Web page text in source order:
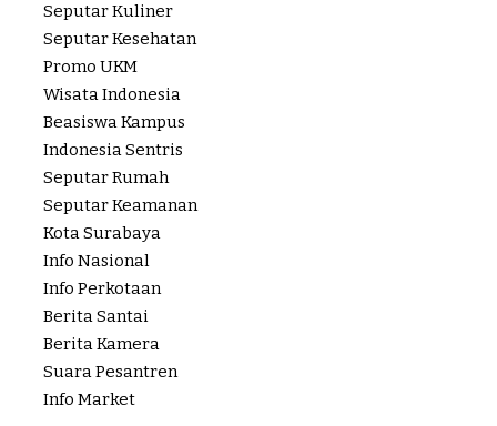
Seputar Kuliner
Seputar Kesehatan
Promo UKM
Wisata Indonesia
Beasiswa Kampus
Indonesia Sentris
Seputar Rumah
Seputar Keamanan
Kota Surabaya
Info Nasional
Info Perkotaan
Berita Santai
Berita Kamera
Suara Pesantren
Info Market